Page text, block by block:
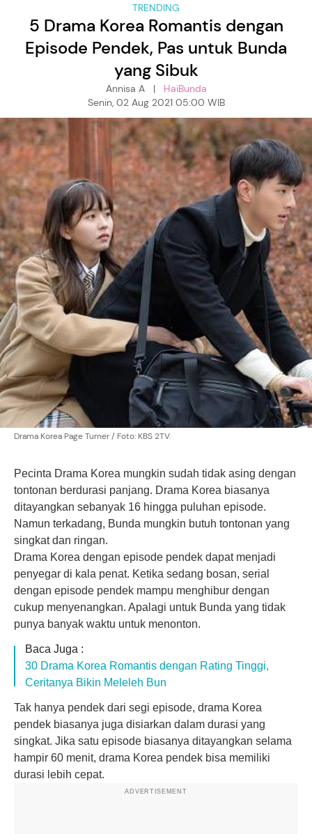
TRENDING
5 Drama Korea Romantis dengan
Episode Pendek, Pas untuk Bunda
yang Sibuk
Annisa A | HaiBunda
Senin, 02 Aug 2021 05:00 WIB
Drama Korea Page Turner / Foto: KBS 2TV.
Pecinta Drama Korea mungkin sudah tidak asing dengan
tontonan berdurasi panjang. Drama Korea biasanya
ditayangkan sebanyak 16 hingga puluhan episode.
Namun terkadang, Bunda mungkin butuh tontonan yang
singkat dan ringan.
Drama Korea dengan episode pendek dapat menjadi
penyegar di kala penat. Ketika sedang bosan, serial
dengan episode pendek mampu menghibur dengan
cukup menyenangkan. Apalagi untuk Bunda yang tidak
punya banyak waktu untuk menonton.
Baca Juga :
30 Drama Korea Romantis dengan Rating Tinggi,
Ceritanya Bikin Meleleh Bun
Tak hanya pendek dari segi episode, drama Korea
pendek biasanya juga disiarkan dalam durasi yang
singkat. Jika satu episode biasanya ditayangkan selama
hampir 60 menit, drama Korea pendek bisa memiliki
durasi lebih cepat.
ADVERTISEMENT